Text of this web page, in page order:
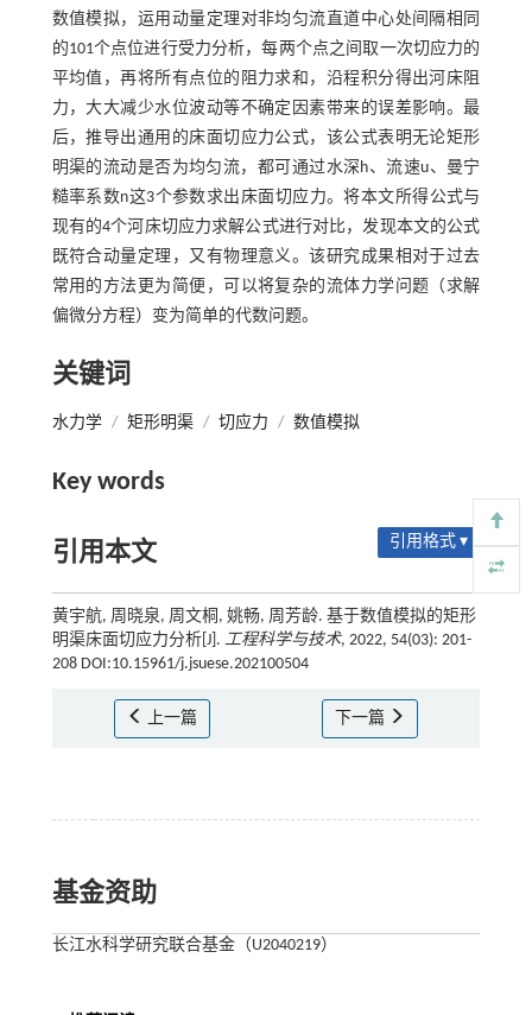
数值模拟，运用动量定理对非均匀流直道中心处间隔相同
的101个点位进行受力分析，每两个点之间取一次切应力的
平均值，再将所有点位的阻力求和，沿程积分得出河床阻
力，大大减少水位波动等不确定因素带来的误差影响。最
后，推导出通用的床面切应力公式，该公式表明无论矩形
明渠的流动是否为均匀流，都可通过水深h、流速u、曼宁
糙率系数n这3个参数求出床面切应力。将本文所得公式与
现有的4个河床切应力求解公式进行对比，发现本文的公式
既符合动量定理，又有物理意义。该研究成果相对于过去
常用的方法更为简便，可以将复杂的流体力学问题（求解
偏微分方程）变为简单的代数问题。
关键词
水力学 / 矩形明渠 / 切应力 / 数值模拟
Key words
引用本文 引用格式 ▾
黄宇航, 周晓泉, 周文桐, 姚畅, 周芳龄. 基于数值模拟的矩形
明渠床面切应力分析[J]. 工程科学与技术, 2022, 54(03): 201-
208 DOI:10.15961/j.jsuese.202100504
上一篇 下一篇
基金资助
长江水科学研究联合基金（U2040219）